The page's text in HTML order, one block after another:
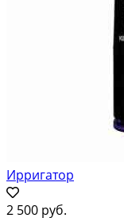
Ирригатор
2 500 руб.